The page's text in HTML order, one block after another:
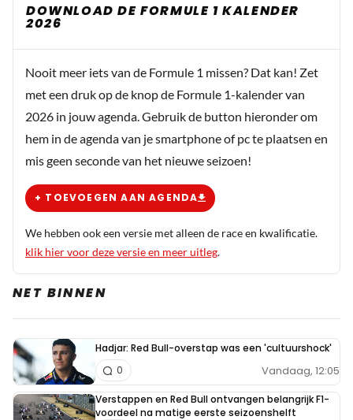
69Bowtie
heel erg goed bij Marko en is wordt niet meer door Honda
naar voren geschoven dus die zal plaats moeten maken.
Er is niet te zeggen hoe goed of slecht de RB van 2026 zal
zijn, en dat geldt voor elke auto, dus Hadjar zou wel gek
zijn om nee te zeggen tegen een team als RB. Bovendien
kan hij eigenlijk het risico makkelijk nemen. Als hij
tegenvalt tov Max dan ligt het aan de auto, als hij Max
goed kan bijbenen (of beter) dan is hij een geweldige
coureur! Nee zeggen tegen een topteam is niet slim, wie
Dit bericht is aangepast op:
DOWNLOAD DE FORMULE 1 KALENDER
2026
Nooit meer iets van de Formule 1 missen? Dat kan! Zet
met een druk op de knop de Formule 1-kalender van
2026 in jouw agenda. Gebruik de button hieronder om
hem in de agenda van je smartphone of pc te plaatsen en
mis geen seconde van het nieuwe seizoen!
+ TOEVOEGEN AAN AGENDA
We hebben ook een versie met alleen de race en kwalificatie.
klik hier voor deze versie en meer uitleg.
NET BINNEN
Hadjar: Red Bull-overstap was een 'cultuurshock'
Vandaag, 12:05
0
Verstappen en Red Bull ontvangen belangrijk F1-
voordeel na matige eerste seizoenshelft